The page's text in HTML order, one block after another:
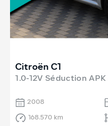
Citroën C1
1.0-12V Séduction
2008
168.570 km